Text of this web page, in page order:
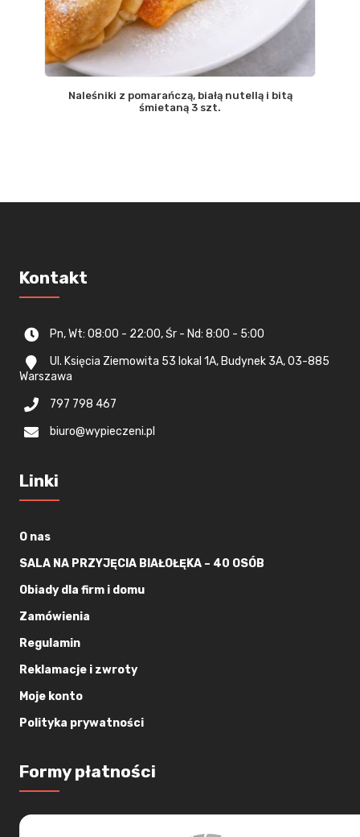
Naleśniki z pomarańczą, białą nutellą i bitą
śmietaną 3 szt.
Kontakt
Pn, Wt: 08:00 - 22:00, Śr - Nd: 8:00 - 5:00
Ul. Księcia Ziemowita 53 lokal 1A, Budynek 3A, 03-885
Warszawa
797 798 467
biuro@wypieczeni.pl
Linki
O nas
SALA NA PRZYJĘCIA BIAŁOŁĘKA – 40 OSÓB
Obiady dla firm i domu
Zamówienia
Regulamin
Reklamacje i zwroty
Moje konto
Polityka prywatności
Formy płatności